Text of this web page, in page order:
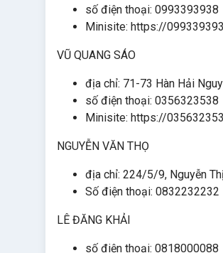
số điện thoại: 0993393938
Minisite: https://
VŨ QUANG SÁO
địa chỉ: 71-73 Hàn Hải
số điện thoại: 0356323538
Minisite: https://
NGUYỄN VĂN THỌ
địa chỉ: 224/5/9, Nguyễn
Số điện thoại: 0832232232
LÊ ĐĂNG KHẢI
số điện thoại: 0818000088